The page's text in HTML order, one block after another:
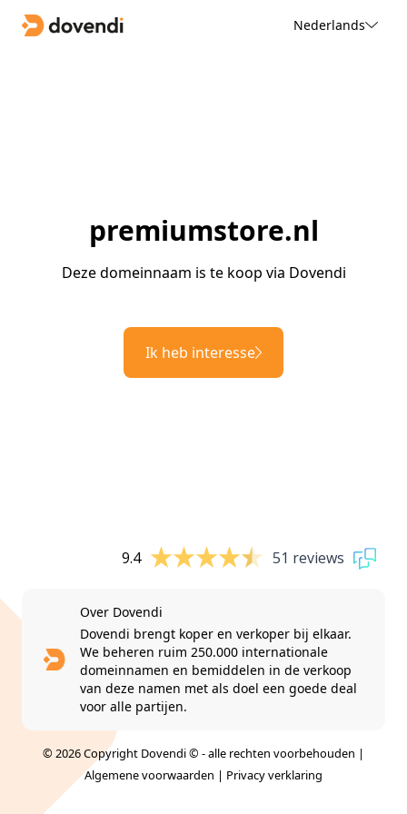
Nederlands
premiumstore.nl
Deze domeinnaam is te koop via Dovendi
Ik heb interesse
9.4 51 reviews
Over Dovendi
Dovendi brengt koper en verkoper bij elkaar.
We beheren ruim 250.000 internationale
domeinnamen en bemiddelen in de verkoop
van deze namen met als doel een goede deal
voor alle partijen.
© 2026 Copyright Dovendi © - alle rechten voorbehouden |
Algemene voorwaarden | Privacy verklaring